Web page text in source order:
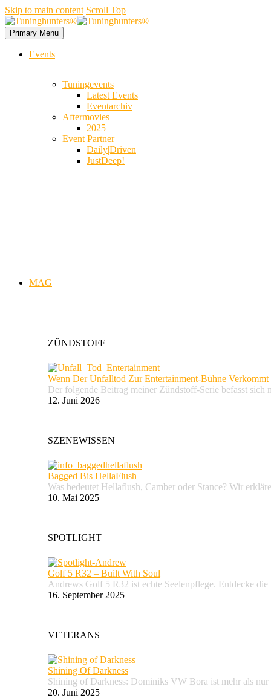
Skip to main content Scroll Top
Primary Menu
Events
Tuningevents
Latest Events
Eventarchiv
Aftermovies
2025
Event Partner
Daily|Driven
JustDeep!
MAG
ZÜNDSTOFF
Wenn Der Unfalltod Zur Entertainment-Bühne Verkommt
Der folgende Beitrag meiner Zündstoff-Serie befasst
12. Juni 2026
SZENEWISSEN
Bagged Bis HellaFlush
Was bedeutet Hellaflush, Camber oder Stance? Wir
10. Mai 2025
SPOTLIGHT
Golf 5 R32 – Built With Soul
Andrews Golf 5 R32 ist echte Seelenpflege. Entdecke
16. September 2025
VETERANS
Shining Of Darkness
Shining of Darkness: Dominiks VW Bora ist mehr als
20. Juni 2025